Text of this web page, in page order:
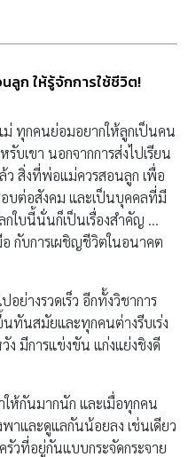
ก ให้รู้จักการใช้ชีวิต!
ทุกคนย่อมอยากให้ลูกเป็นคน
บเขา นอกจากการส่งไปเรียน
สิ่งที่พ่อแม่ควรสอนลูก เพื่อ
บต่อสังคม และเป็นบุคคลที่มี
กใบนี้นั่นก็เป็นเรื่องสำคัญ …
กับการเผชิญชีวิตในอนาคต
อย่างรวดเร็ว อีกทั้งวิชาการ
ทันสมัยและทุกคนต่างรีบเร่ง
มีการแข่งขัน แก่งแย่งชิงดี
ให้กันมากนัก และเมื่อทุกคน
าและดูแลกันน้อยลง เช่นเดียว
วที่อยู่กันแบบกระจัดกระจาย